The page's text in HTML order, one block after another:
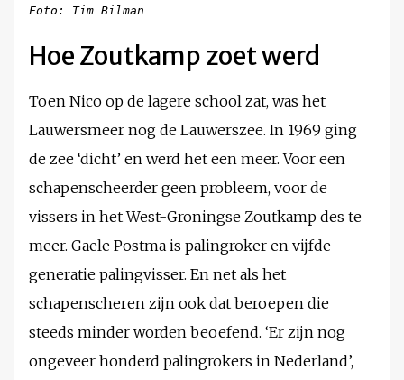
Foto: Tim Bilman
Hoe Zoutkamp zoet werd
Toen Nico op de lagere school zat, was het
Lauwersmeer nog de Lauwerszee. In 1969 ging
de zee ‘dicht’ en werd het een meer. Voor een
schapenscheerder geen probleem, voor de
vissers in het West-Groningse Zoutkamp des te
meer. Gaele Postma is palingroker en vijfde
generatie palingvisser. En net als het
schapenscheren zijn ook dat beroepen die
steeds minder worden beoefend. ‘Er zijn nog
ongeveer honderd palingrokers in Nederland’,